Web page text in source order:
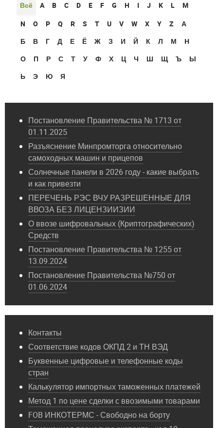
Всё A B C D E F G H I J K L
M
N
O P Q R S T U V W X Y Z
А
Б
В Г Д Е Ё Ж З И Й К Л М
Н
О
П Р С Т У Ф Х Ц Ч Ш Щ Ъ
Ы
Ь
Э Ю Я
Постановление Правительства № 1713 от
01.11.2025
Разъяснение Минпромторга относительно
самоходных машин и прицепов
Солнечные панели в 2026 году - какие выбрать
и как привезти
ПЕРЕЧЕНЬ РЭС ВЧУ РАЗРЕШЕННЫЕ ДЛЯ
ВВОЗА БЕЗ ЛИЦЕНЗИИЗИИ
О ввозе шифровальных (Криптографических)
Средств
Постановление Правительства № 1255 от
13.09.2024
Постановление Правительства №750 от
01.06.2024
Контакты
Соответствие кодов ОКПД 2 и ТН ВЭД
Буквенные цифровые и телефонные коды
стран
Калькулятор импортных таможенных платежей
Метод 1 по цене сделки с ввозимыми товарами
FOB ИНКОТЕРМС - Свободно на борту